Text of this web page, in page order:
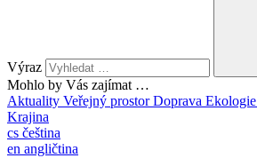
Výraz
Mohlo by Vás zajímat …
Aktuality Veřejný prostorDoprava Ekologie
Krajina
cs čeština
en angličtina